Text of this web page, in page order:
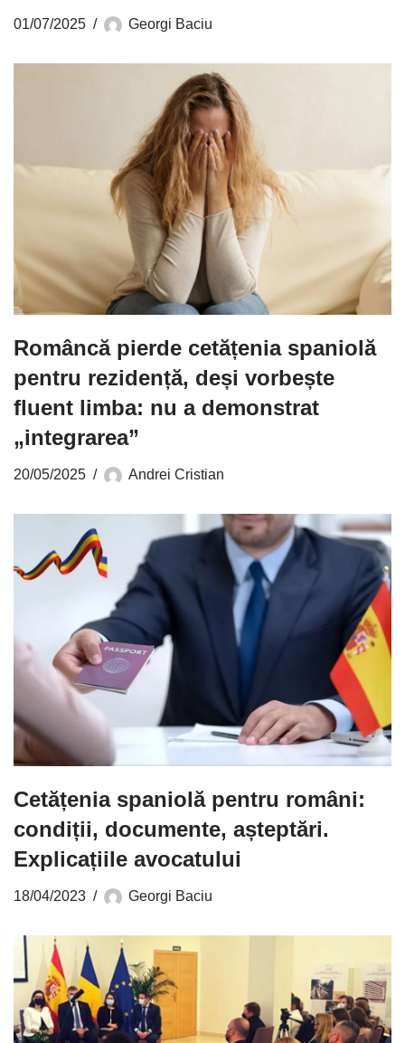
01/07/2025 Georgi Baciu
Româncă pierde cetățenia spaniolă
pentru rezidență, deși vorbește
fluent limba: nu a demonstrat
„integrarea”
20/05/2025 Andrei Cristian
Cetățenia spaniolă pentru români:
condiții, documente, așteptări.
Explicațiile avocatului
18/04/2023 Georgi Baciu